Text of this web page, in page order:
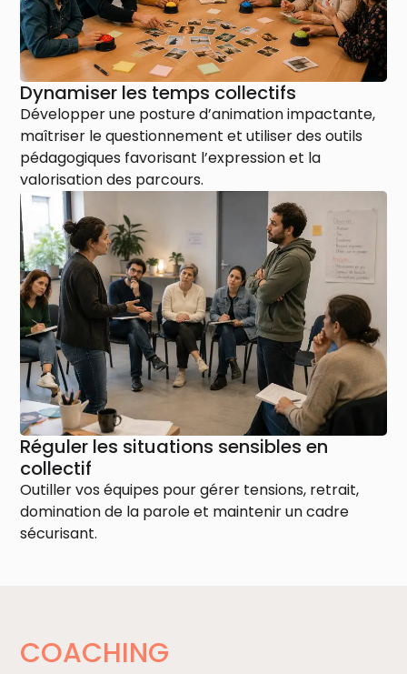
Dynamiser les temps collectifs
Développer une posture d’animation impactante,
maîtriser le questionnement et utiliser des outils
pédagogiques favorisant l’expression et la
valorisation des parcours.
Réguler les situations sensibles en
collectif
Outiller vos équipes pour gérer tensions, retrait,
domination de la parole et maintenir un cadre
sécurisant.
COACHING